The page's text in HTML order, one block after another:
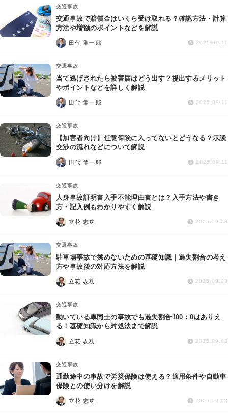
交通事故
交通事故で賠償金はいくら受け取れる？確認方法・計算
方法や増額のポイントなどを解説
田代 隼一郎 2025.09.11
交通事故
当て逃げされたら被害届はどう出す？提出するメリット
やポイントなどを詳しく解説
田代 隼一郎 2025.09.11
交通事故
【加害者向け】任意保険に入ってないとどうなる？示談
交渉の流れなどについて解説
田代 隼一郎 2025.09.11
交通事故
人身事故証明書入手不能理由書とは？入手方法や書き
方・記入例もわかりやすく解説
立花 志功 2025.09.08
交通事故
駐車場事故で揉めないための基礎知識｜過失割合の考え
方や事故後の対応方法を解説
立花 志功 2025.09.08
交通事故
動いている車同士の事故でも過失割合100：0はありえ
る！基礎知識から対処法まで解説
立花 志功 2025.09.08
交通事故
通勤途中の事故で労災保険は使える？適用条件や自動車
保険との使い分けを解説
立花 志功 2025.09.08